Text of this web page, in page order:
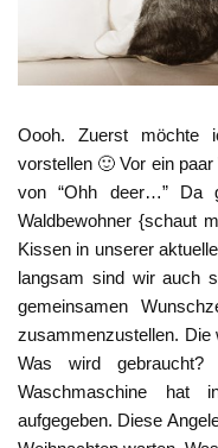
Oooh. Zuerst möchte
vorstellen 🙂 Vor ein
von “Ohh deer…” Da
Waldbewohner {schaut
Kissen in unserer
langsam sind wir auch
gemeinsamen
zusammenzustellen. Die
Was wird
Waschmaschine
aufgegeben. Diese